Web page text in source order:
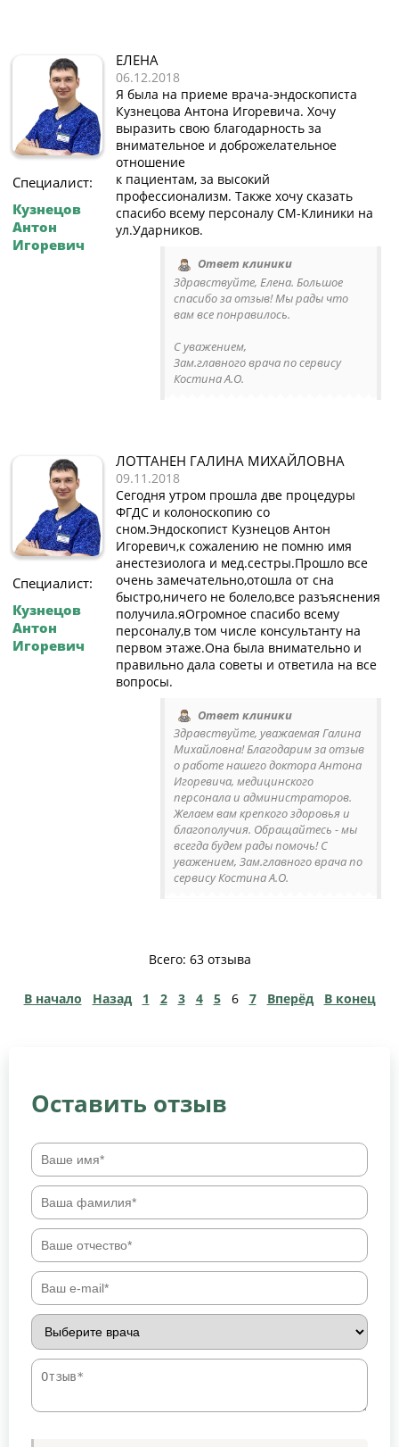
Специалист:
Кузнецов
Антон
Игоревич
ЕЛЕНА
06.12.2018
Я была на приеме врача-эндоскописта
Кузнецова Антона Игоревича. Хочу
выразить свою благодарность за
внимательное и доброжелательное
отношение
к пациентам, за высокий
профессионализм. Также хочу сказать
спасибо всему персоналу СМ-Клиники на
ул.Ударников.
Ответ клиники
Здравствуйте, Елена. Большое
спасибо за отзыв! Мы рады что
вам все понравилось.
C уважением,
Зам.главного врача по сервису
Костина А.О.
Специалист:
Кузнецов
Антон
Игоревич
ЛОТТАНЕН ГАЛИНА МИХАЙЛОВНА
09.11.2018
Сегодня утром прошла две процедуры
ФГДС и колоноскопию со
сном.Эндоскопист Кузнецов Антон
Игоревич,к сожалению не помню имя
анестезиолога и мед.сестры.Прошло все
очень замечательно,отошла от сна
быстро,ничего не болело,все разъяснения
получила.яОгромное спасибо всему
персоналу,в том числе консультанту на
первом этаже.Она была внимательно и
правильно дала советы и ответила на все
вопросы.
Ответ клиники
Здравствуйте, уважаемая Галина
Михайловна! Благодарим за отзыв
о работе нашего доктора Антона
Игоревича, медицинского
персонала и администраторов.
Желаем вам крепкого здоровья и
благополучия. Обращайтесь - мы
всегда будем рады помочь! С
уважением, Зам.главного врача по
сервису Костина А.О.
Всего: 63 отзыва
В начало Назад 1 2 3 4 5 6 7 Вперёд В конец
Оставить отзыв